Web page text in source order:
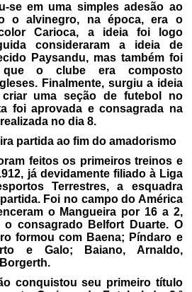
se em uma simples adesão ao
o alvinegro, na época, era o
Carioca, a ideia foi logo
consideraram a ideia de
Paysandu, mas também foi
o clube era composto
Finalmente, surgiu a ideia
uma seção de futebol no
foi aprovada e consagrada na
no dia 8.
partida ao fim do amadorismo
feitos os primeiros treinos e
já devidamente filiado à Liga
Terrestres, a esquadra
Foi no campo do América
o Mangueira por 16 a 2,
consagrado Belfort Duarte. O
formou com Baena; Píndaro e
e Galo; Baiano, Arnaldo,
conquistou seu primeiro título